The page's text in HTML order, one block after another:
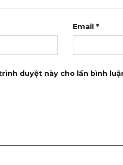
Email *
duyệt này cho lần bình